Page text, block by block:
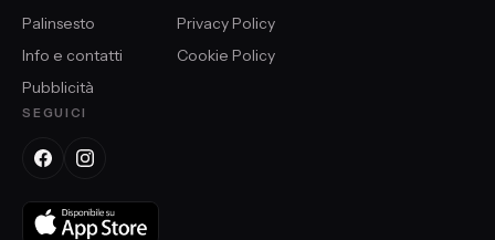
Palinsesto
Info e contatti
Pubblicità
Privacy Policy
Cookie Policy
SEGUICI